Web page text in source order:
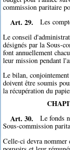
commission paritaire
Art. 29.
Les
Le conseil
désignés par la Sous-
font annuellement
leur mission pendant
Le bilan,
doivent être soumis
la récupération du
Art. 30.
Le fonds
Sous-commission
Celle-ci devra nommer